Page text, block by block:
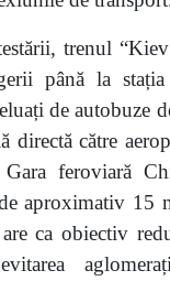
trenul
până la
de autobuze
directă către
feroviară
aproximativ 15
ca obiectiv